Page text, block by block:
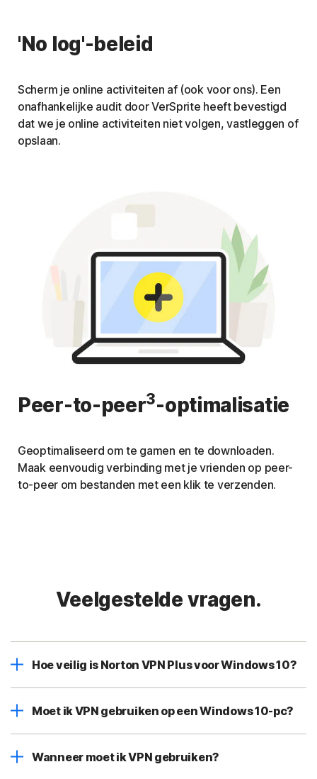
'No log'-beleid
Scherm je online activiteiten af (ook voor ons). Een
onafhankelijke audit door VerSprite heeft bevestigd
dat we je online activiteiten niet volgen, vastleggen of
opslaan.
Peer-to-peer3-optimalisatie
Geoptimaliseerd om te gamen en te downloaden.
Maak eenvoudig verbinding met je vrienden op peer-
to-peer om bestanden met een klik te verzenden.
Veelgestelde vragen.
Hoe veilig is Norton VPN Plus voor Windows 10?
Moet ik VPN gebruiken op een Windows 10-pc?
Wanneer moet ik VPN gebruiken?